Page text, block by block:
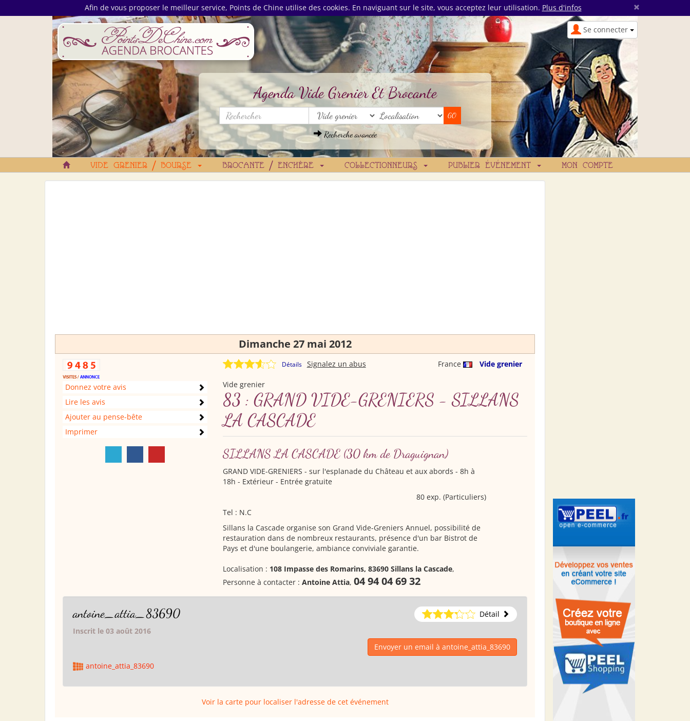
Afin de vous proposer le meilleur service, Points de Chine utilise des cookies. En naviguant sur le site, vous acceptez leur utilisation. Plus d'infos ×
Se connecter
Agenda Vide Grenier Et Brocante
Recherche avancée
VIDE GRENIER / BOURSE BROCANTE / ENCHÈRE COLLECTIONNEURS PUBLIER ÉVÉNEMENT MON COMPTE
Dimanche 27 mai 2012
Donnez votre avis
Lire les avis
Ajouter au pense-bête
Imprimer
Détails France Vide grenier
Signalez un abus
Vide grenier
83 : GRAND VIDE-GRENIERS - SILLANS
LA CASCADE
SILLANS LA CASCADE (30 km de Draguignan)
GRAND VIDE-GRENIERS - sur l'esplanade du Château et aux abords - 8h à
18h - Extérieur - Entrée gratuite
80 exp. (Particuliers)
Tel : N.C
Sillans la Cascade organise son Grand Vide-Greniers Annuel, possibilité de
restauration dans de nombreux restaurants, présence d'un bar Bistrot de
Pays et d'une boulangerie, ambiance conviviale garantie.
Localisation : 108 Impasse des Romarins, 83690 Sillans la Cascade,
Personne à contacter : Antoine Attia, 04 94 04 69 32
antoine_attia_83690
Détail
Inscrit le 03 août 2016
Envoyer un email à antoine_attia_83690
antoine_attia_83690
Voir la carte pour localiser l'adresse de cet événement